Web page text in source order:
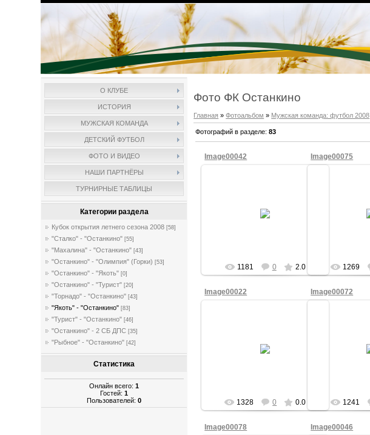
О КЛУБЕ
ИСТОРИЯ
МУЖСКАЯ КОМАНДА
ДЕТСКИЙ ФУТБОЛ
ФОТО И ВИДЕО
НАШИ ПАРТНЁРЫ
ТУРНИРНЫЕ ТАБЛИЦЫ
Категории раздела
Кубок открытия летнего сезона 2008 [58]
"Сталко" - "Останкино" [55]
"Махалина" - "Останкино" [43]
"Останкино" - "Олимпия" (Горки) [53]
"Останкино" - "Якоть" [0]
"Останкино" - "Турист" [20]
"Торнадо" - "Останкино" [43]
"Якоть" - "Останкино" [83]
"Турист" - "Останкино" [46]
"Останкино" - 2 СБ ДПС [35]
"Рыбное" - "Останкино" [42]
Статистика
Онлайн всего:1
Гостей:1
Пользователей:0
Фото ФК Останкино
Главная »Фотоальбом » Мужская команда: футбол 2008
Фотографий в разделе:83
Image00042
1181 0 2.0
Image00075
1269
Image00022
1328 0 0.0
Image00072
1241
Image00078 Image00046